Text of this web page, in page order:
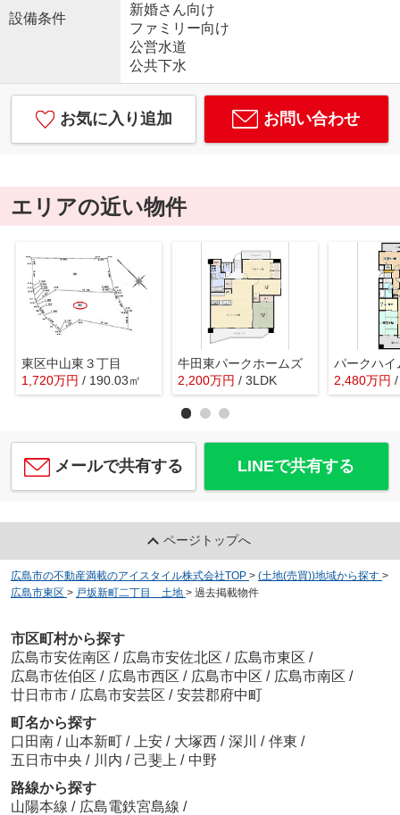
設備条件
新婚さん向け
ファミリー向け
公営水道
公共下水
お気に入り追加 お問い合わせ
エリアの近い物件
東区中山東３丁目
1,720万円 / 190.03㎡
牛田東パークホームズ
2,200万円 / 3LDK 2,480万円
メールで共有する LINEで共有する
ページトップへ
広島市の不動産満載のアイスタイル株式会社TOP > (土地(売買))地域から探す >
広島市東区 > 戸坂新町二丁目 土地 > 過去掲載物件
市区町村から探す
広島市安佐南区 / 広島市安佐北区 / 広島市東区 /
広島市佐伯区 / 広島市西区 / 広島市中区 / 広島市南区 /
廿日市市 / 広島市安芸区 / 安芸郡府中町
町名から探す
口田南 / 山本新町 / 上安 / 大塚西 / 深川 / 伴東 /
五日市中央 / 川内 / 己斐上 / 中野
路線から探す
山陽本線 / 広島電鉄宮島線 /